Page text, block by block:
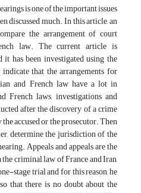
is one of the important issues
discussed much. In this article, an
the arrangement of court
law. The current article is
has been investigated using the
that the arrangements for
and French law have a lot in
French laws, investigations and
after the discovery of a crime
accused or the prosecutor. Then
determine the jurisdiction of the
Appeals and appeals are the
criminal law of France and Iran,
stage trial and for this reason, he
that there is no doubt about the